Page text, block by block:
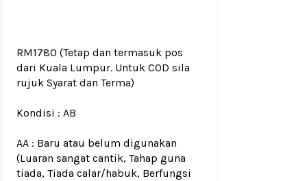
RM1780 (Tetap dan termasuk pos
dari Kuala Lumpur. Untuk COD sila
rujuk Syarat dan Terma)
Kondisi : AB
AA : Baru atau belum digunakan
(Luaran sangat cantik, Tahap guna
tiada, Tiada calar/habuk, Berfungsi